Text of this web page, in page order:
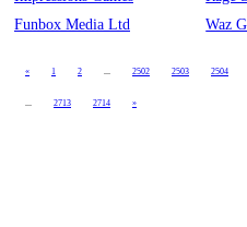
Funbox Media Ltd
Waz
« 1 2 ... 2502 2503 2504
... 2713 2714 »